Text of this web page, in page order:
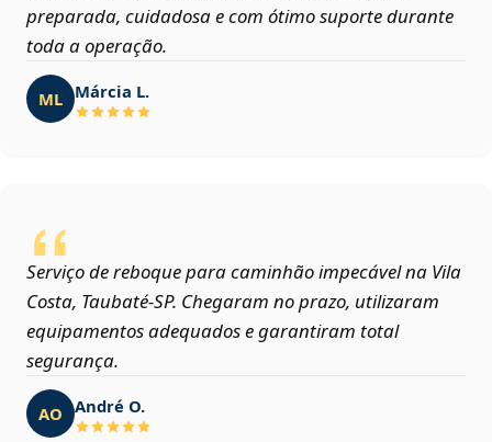
preparada, cuidadosa e com ótimo suporte durante
toda a operação.
ML Márcia L.
Serviço de reboque para caminhão impecável na Vila
Costa, Taubaté‑SP. Chegaram no prazo, utilizaram
equipamentos adequados e garantiram total
segurança.
AO André O.